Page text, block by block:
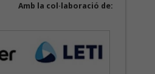
Amb la col·laboració de: